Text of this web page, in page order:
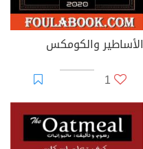
الأساطير والكومكس
1